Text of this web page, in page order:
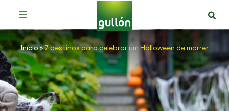
Início»7 destinos para celebrar um Halloween de morrer